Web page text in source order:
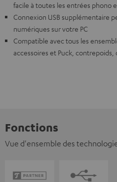
facile à toutes les entrées phono
Connexion USB supplémentaire
numériques sur votre PC
Compatible avec tous les
accessoires et Puck, contrepoids,
Fonctions
Vue d'ensemble des